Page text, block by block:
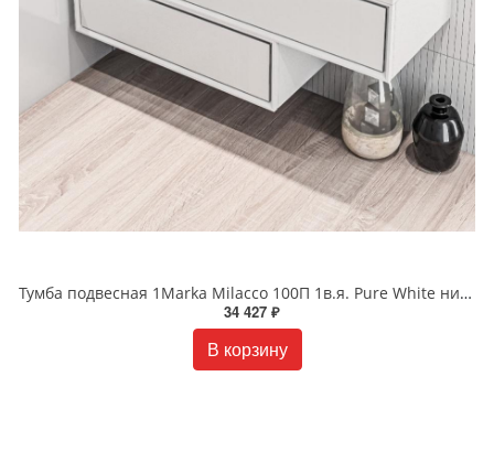
Тумба подвесная 1Marka Milacco 100П 1в.я. Pure White нижняя У83577
34 427 ₽
В корзину